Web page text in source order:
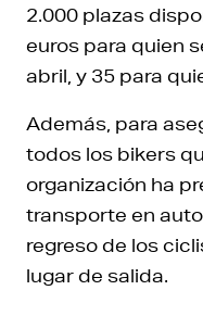
2.000 plazas
euros para quien
abril, y 35 para
Además, para
todos los bikers
organización ha
transporte en
regreso de los
lugar de salida.